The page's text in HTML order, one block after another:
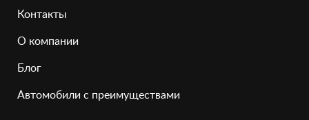
Контакты
О компании
Блог
Автомобили с преимуществами